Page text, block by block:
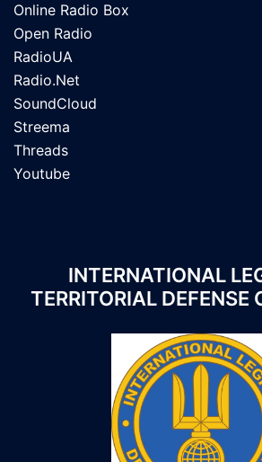
Online Radio Box
Open Radio
RadioUA
Radio.Net
SoundCloud
Streema
Threads
Youtube
INTERNATIONAL
TERRITORIAL DEFENSE